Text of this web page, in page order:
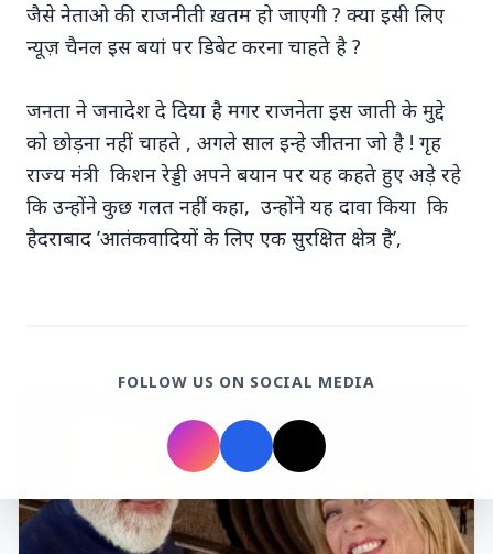
जैसे नेताओ की राजनीती ख़तम हो जाएगी ? क्या इसी लिए
न्यूज़ चैनल इस बयां पर डिबेट करना चाहते है ?
जनता ने जनादेश दे दिया है मगर राजनेता इस जाती के मुद्दे
को छोड़ना नहीं चाहते , अगले साल इन्हे जीतना जो है ! गृह
राज्य मंत्री किशन रेड्डी अपने बयान पर यह कहते हुए अड़े रहे
कि उन्होंने कुछ गलत नहीं कहा, उन्होंने यह दावा किया कि
हैदराबाद ’आतंकवादियों के लिए एक सुरक्षित क्षेत्र है’,
FOLLOW US ON SOCIAL MEDIA